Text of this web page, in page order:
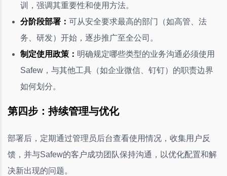
训，强调其重要性和使用方法。
分阶段部署： 可从安全要求最高的部门（如高管、法
务、研发）开始，逐步推广至全公司。
制定使用政策： 明确规定哪些类型的业务沟通必须使用
Safew，与其他工具（如企业微信、钉钉）的职责边界
如何划分。
第四步：持续管理与优化
部署后，定期通过管理员后台查看使用情况，收集用户反
馈，并与Safew的客户成功团队保持沟通，以优化配置和解
决新出现的问题。